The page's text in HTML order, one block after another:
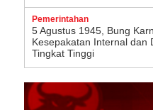
Pemerintahan
5 Agustus 1945, Bung
Kesepakatan Internal dan
Tingkat Tinggi